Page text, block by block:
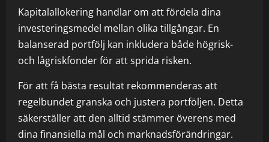
Kapitalallokering handlar om att fördela dina
investeringsmedel mellan olika tillgångar. En
balanserad portfölj kan inkludera både högrisk-
och lågriskfonder för att sprida risken.
För att få bästa resultat rekommenderas att
regelbundet granska och justera portföljen. Detta
säkerställer att den alltid stämmer överens med
dina finansiella mål och marknadsförändringar.